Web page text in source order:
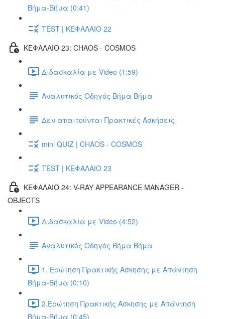
Βήμα-Βήμα (0:41)
TEST | ΚΕΦΑΛΑΙΟ 22
ΚΕΦΑΛΑΙΟ 23: CHAOS - COSMOS
Διδασκαλία με Video (1:59)
Αναλυτικός Οδηγός Βήμα Βήμα
Δεν απαιτούνται Πρακτικές Ασκήσεις
mini QUIZ | CHAOS - COSMOS
TEST | ΚΕΦΑΛΑΙΟ 23
ΚΕΦΑΛΑΙΟ 24: V-RAY APPEARANCE MANAGER -
OBJECTS
Διδασκαλία με Video (4:52)
Αναλυτικός Οδηγός Βήμα Βήμα
1. Ερώτηση Πρακτικής Άσκησης με Απάντηση
Βήμα-Βήμα (0:10)
2.Ερώτηση Πρακτικής Άσκησης με Απάντηση
Βήμα-Βήμα (0:45)